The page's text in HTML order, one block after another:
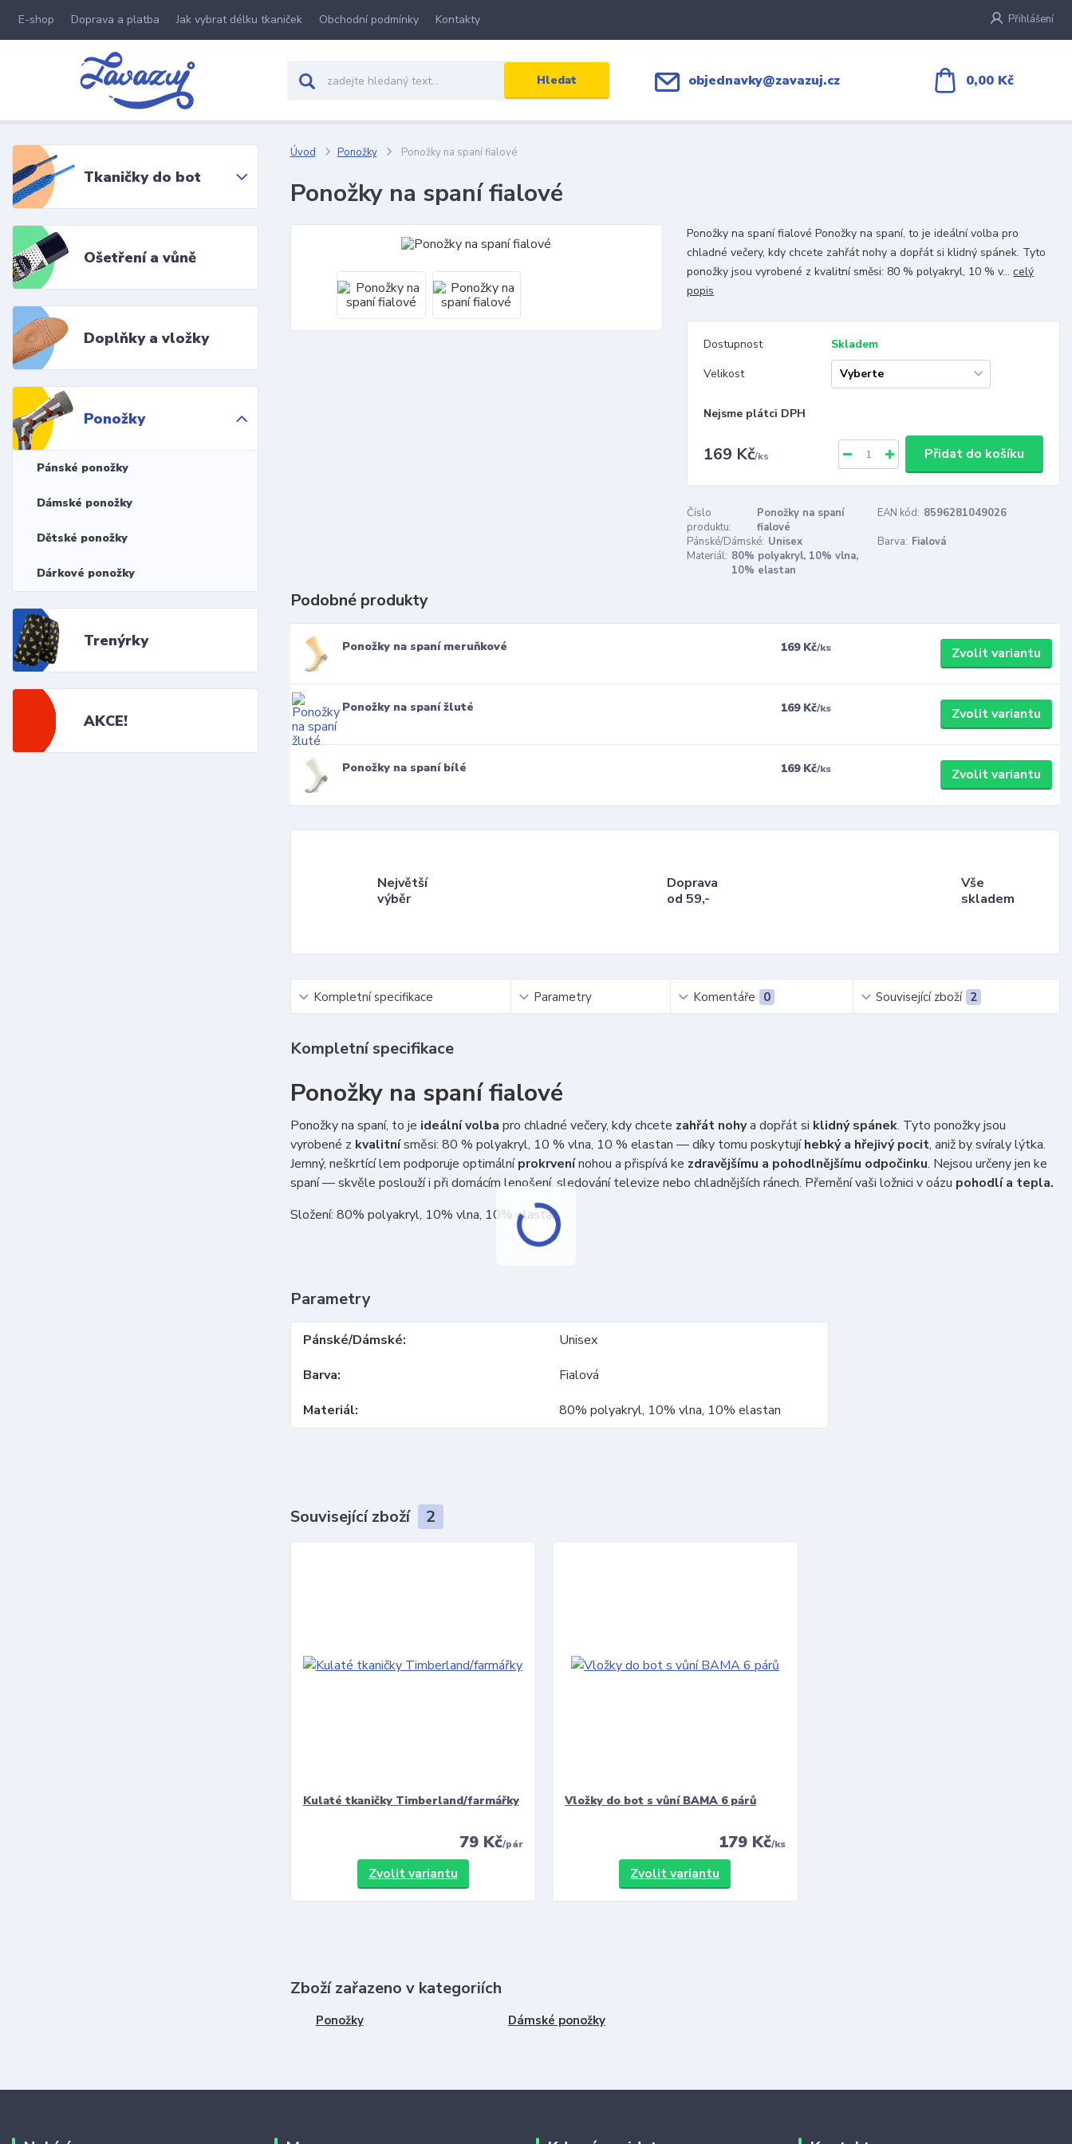
E-shop Doprava a platba Jak vybrat délku tkaniček Obchodní podmínky Kontakty Přihlášení
Hledat objednavky@zavazuj.cz 0,00 Kč
Tkaničky do bot
Ošetření a vůně
Doplňky a vložky
Ponožky
Pánské ponožky
Dámské ponožky
Dětské ponožky
Dárkové ponožky
Trenýrky
AKCE!
Úvod Ponožky Ponožky na spaní fialové
Ponožky na spaní fialové
Ponožky na spaní fialové Ponožky na spaní, to je ideální volba pro
chladné večery, kdy chcete zahřát nohy a dopřát si klidný spánek. Tyto
ponožky jsou vyrobené z kvalitní směsi: 80 % polyakryl, 10 % v...celý
popis
Dostupnost
Skladem
Velikost
Nejsme plátci DPH
169 Kč/ks Přidat do košíku
Číslo
produktu:
Ponožky na spaní
fialové
EAN kód: 8596281049026
Pánské/Dámské: Unisex Barva: Fialová
Materiál: 80% polyakryl, 10% vlna,
10% elastan
Podobné produkty
Ponožky na spaní meruňkové 169 Kč/ks Zvolit variantu
Ponožky na spaní žluté 169 Kč/ks Zvolit variantu
Ponožky na spaní bílé 169 Kč/ks Zvolit variantu
Největší
výběr
Doprava
od 59,-
Vše
skladem
Kompletní specifikace Parametry Komentáře 0 Související zboží 2
Kompletní specifikace
Ponožky na spaní fialové
Ponožky na spaní, to je ideální volba pro chladné večery, kdy chcete zahřát nohya dopřát si klidný spánek. Tyto ponožky jsou
vyrobené z kvalitnísměsi: 80 % polyakryl, 10 % vlna, 10 % elastan — díky tomu poskytujíhebký a hřejivý pocit, aniž by svíraly lýtka.
Jemný, neškrtící lem podporuje optimálníprokrvenínohou a přispívá ke zdravějšímu a pohodlnějšímu odpočinku. Nejsou určeny jen ke
spaní — skvěle poslouží i při domácím lenošení, sledování televize nebo chladnějších ránech. Přemění vaši ložnici v oázu pohodlí a tepla.
Složení: 80% polyakryl, 10% vlna, 10% elastan
Parametry
Pánské/Dámské
Unisex
Barva
Fialová
Materiál
80% polyakryl, 10% vlna, 10% elastan
Související zboží 2
Kulaté tkaničky Timberland/farmářky
79 Kč/pár
Zvolit variantu
Vložky do bot s vůní BAMA 6 párů
179 Kč/ks
Zvolit variantu
Zboží zařazeno v kategoriích
Ponožky Dámské ponožky